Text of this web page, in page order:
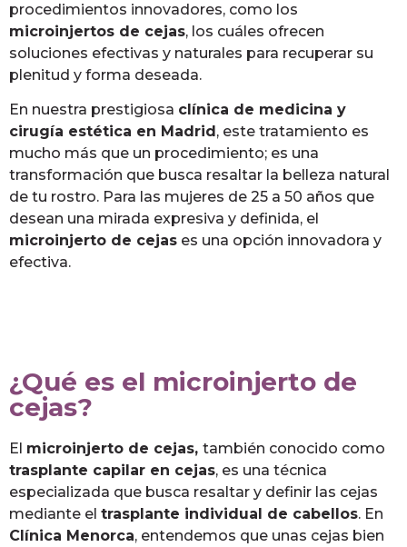
procedimientos innovadores, como los
microinjertos de cejas, los cuáles ofrecen
soluciones efectivas y naturales para recuperar su
plenitud y forma deseada.
En nuestra prestigiosa clínica de medicina y
cirugía estética en Madrid , este tratamiento es
mucho más que un procedimiento; es una
transformación que busca resaltar la belleza natural
de tu rostro. Para las mujeres de 25 a 50 años que
desean una mirada expresiva y definida, el
microinjerto de cejas es una opción innovadora y
efectiva.
¿Qué es el microinjerto de
cejas?
El microinjerto de cejas, también conocido como
trasplante capilar en cejas, es una técnica
especializada que busca resaltar y definir las cejas
mediante el trasplante individual de cabellos. En
Clínica Menorca, entendemos que unas cejas bien